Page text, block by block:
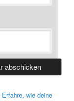
Erfahre, wie deine